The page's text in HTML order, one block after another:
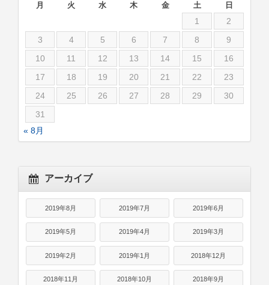
月 火 水 木 金 土 日
1
2
3
4 5 6 7 8
9
10
11 12 13 14 15
16
17
18 19 20 21 22
23
24
25 26 27 28 29
30
31
« 8月
アーカイブ
2019年8月 2019年7月 2019年6月
2019年5月 2019年4月 2019年3月
2019年2月 2019年1月 2018年12月
2018年11月 2018年10月 2018年9月